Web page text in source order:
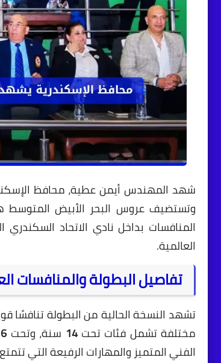
شهد المهندس أيمن عطية، محافظ
وتستضيف عروس البحر الأبيض المتوسط
المنافسات بداخل نادي الاتحاد
العالمية.
تفاصيل البطولة والمنافسات
تشهد النسخة الحالية من البطولة تنافسًا
مختلفة تشمل فئات تحت14 سنة، وتحت
الفني المتميز والمهارات الرفيعة التي